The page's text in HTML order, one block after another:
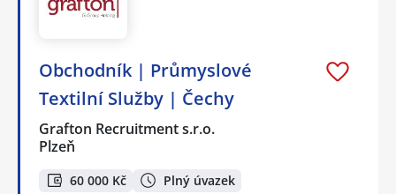
Obchodník | Průmyslové
Textilní Služby | Čechy
Grafton Recruitment s.r.o.
Plzeň
60 000 Kč Plný úvazek